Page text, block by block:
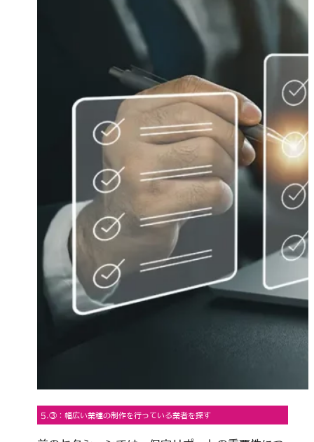
5.③：幅広い業種の制作を行っている業者を探す